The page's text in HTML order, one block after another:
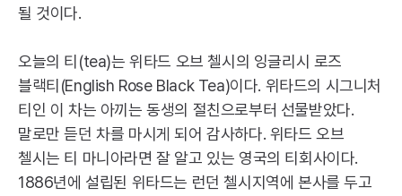
될 것이다.
오늘의 티(tea)는 위타드 오브 첼시의 잉글리시 로즈
블랙티(English Rose Black Tea)이다. 위타드의 시그니처
티인 이 차는 아끼는 동생의 절친으로부터 선물받았다.
말로만 듣던 차를 마시게 되어 감사하다. 위타드 오브
첼시는 티 마니아라면 잘 알고 있는 영국의 티회사이다.
1886년에 설립된 위타드는 런던 첼시지역에 본사를 두고